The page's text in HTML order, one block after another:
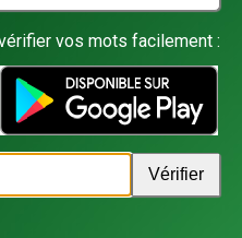
vos mots facilement :